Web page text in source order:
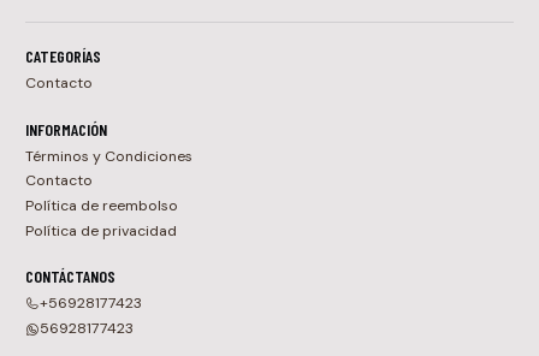
CATEGORÍAS
Contacto
INFORMACIÓN
Términos y Condiciones
Contacto
Política de reembolso
Política de privacidad
CONTÁCTANOS
+56928177423
56928177423